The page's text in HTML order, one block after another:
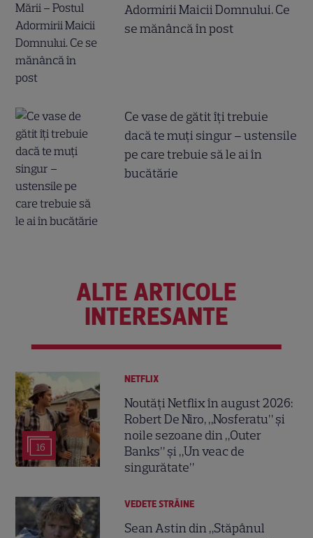
Adormirii Maicii Domnului. Ce
se mănâncă în post
Ce vase de gătit îți trebuie
dacă te muți singur – ustensile
pe care trebuie să le ai în
bucătărie
ALTE ARTICOLE
INTERESANTE
16
NETFLIX
Noutăți Netflix în august 2026:
Robert De Niro, „Nosferatu” și
noile sezoane din „Outer
Banks” și „Un veac de
singurătate”
VEDETE STRĂINE
Sean Astin din „Stăpânul